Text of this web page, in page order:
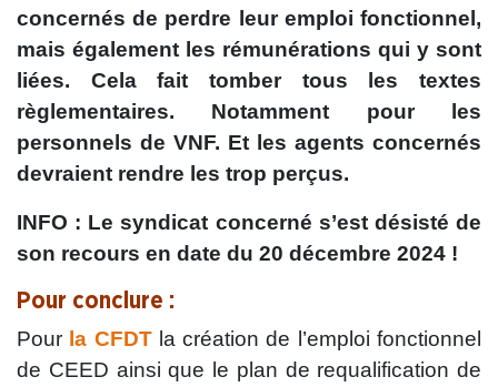
concernés de perdre leur emploi fonctionnel,
mais également les rémunérations qui y sont
liées. Cela fait tomber tous les textes
règlementaires. Notamment pour les
personnels de VNF. Et les agents concernés
devraient rendre les trop perçus.
INFO : Le syndicat concerné s’est désisté de
son recours en date du 20 décembre 2024 !
Pour conclure :
Pour la CFDTla création de l’emploi fonctionnel
de CEED ainsi que le plan de requalification de